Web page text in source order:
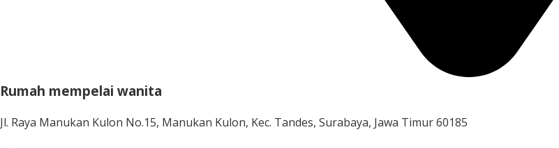
Rumah mempelai wanita
Jl. Raya Manukan Kulon No.15, Manukan Kulon, Kec. Tandes, Surabaya, Jawa Timur 60185